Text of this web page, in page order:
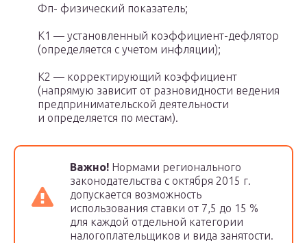
Фп- физический показатель;
К1 — установленный коэффициент-дефлятор
(определяется с учетом инфляции);
К2 — корректирующий коэффициент
(напрямую зависит от разновидности ведения
предпринимательской деятельности
и определяется по местам).
Важно! Нормами регионального
законодательства с октября 2015 г.
допускается возможность
использования ставки от 7,5 до 15 %
для каждой отдельной категории
налогоплательщиков и вида занятости.